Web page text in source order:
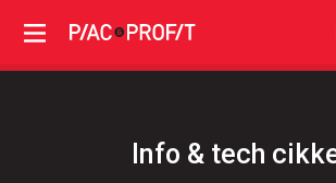
Info & tech